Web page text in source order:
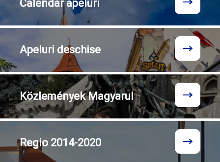
Calendarapeluri
Apeluri deschise
KözleményekMagyarul
Regio 2014-2020